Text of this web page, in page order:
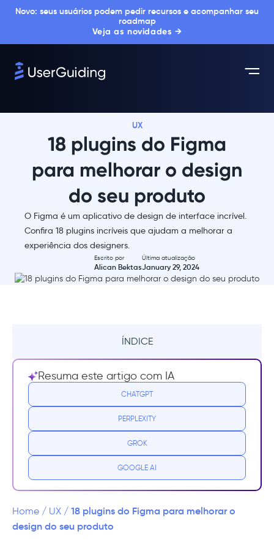
Novo: seus usuários podem pedir recursos e acompanhar seu
roadmap
Veja as novidades →
UX
18 plugins do Figma
para melhorar o design
do seu produto
O Figma é um aplicativo de design de interface incrível.
Confira 18 plugins incríveis que ajudam a melhorar a
experiência dos designers.
Escrito por
Alican Bektas
Última atualização
January 29, 2024
ÍNDICE
Os melhores plugins do Figma
Color Contrast Checker:
Iconify:
Resuma este artigo com IA
CHATGPT
PERPLEXITY
GROK
GOOGLE AI
Home / UX / 18 plugins do Figma para melhorar o
design do seu produto